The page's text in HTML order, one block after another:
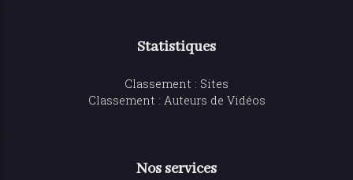
Statistiques
Classement : Sites
Classement : Auteurs de Vidéos
Nos services